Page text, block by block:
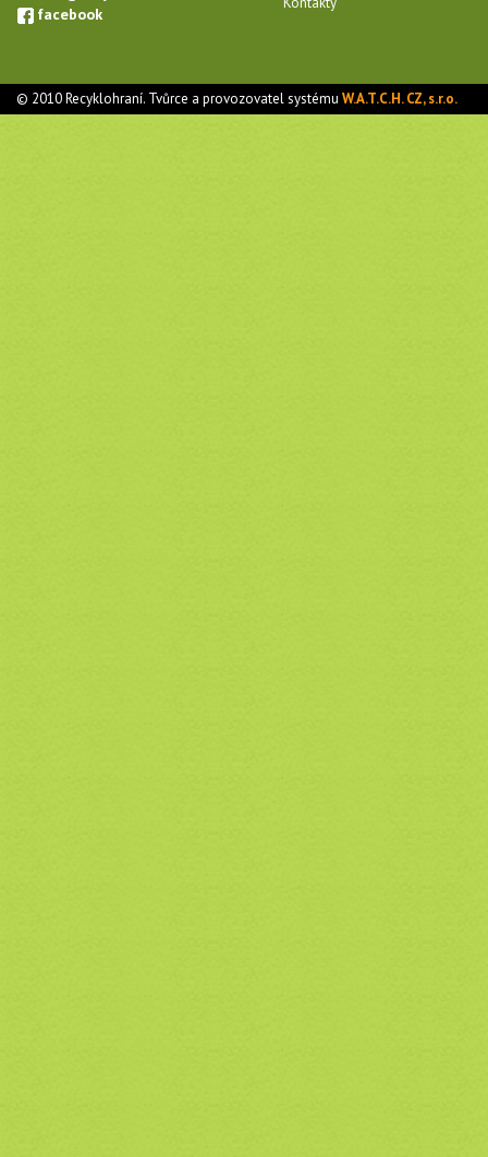
facebook
© 2010 Recyklohraní. Tvůrce a provozovatel systémuW.A.T.C.H. CZ, s.r.o.